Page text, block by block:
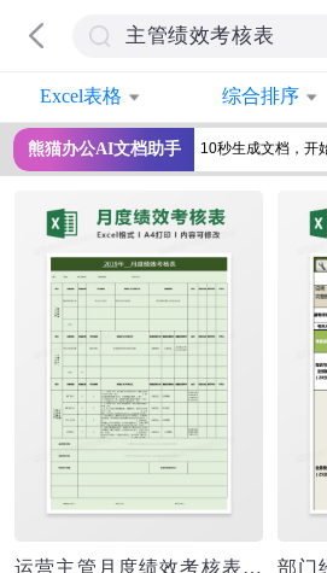
Excel表格 综合排序
熊猫办公AI文档助手
运营主管月度绩效考核表excel模板